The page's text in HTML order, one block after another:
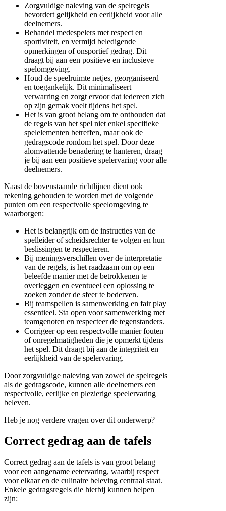
Zorgvuldige naleving van de spelregels
bevordert gelijkheid en eerlijkheid voor alle
deelnemers.
Behandel medespelers met respect en
sportiviteit, en vermijd beledigende
opmerkingen of onsportief gedrag. Dit
draagt bij aan een positieve en inclusieve
spelomgeving.
Houd de speelruimte netjes, georganiseerd
en toegankelijk. Dit minimaliseert
verwarring en zorgt ervoor dat iedereen zich
op zijn gemak voelt tijdens het spel.
Het is van groot belang om te onthouden dat
de regels van het spel niet enkel specifieke
spelelementen betreffen, maar ook de
gedragscode rondom het spel. Door deze
alomvattende benadering te hanteren, draag
je bij aan een positieve spelervaring voor alle
deelnemers.
Naast de bovenstaande richtlijnen dient ook
rekening gehouden te worden met de volgende
punten om een respectvolle speelomgeving te
waarborgen:
Het is belangrijk om de instructies van de
spelleider of scheidsrechter te volgen en hun
beslissingen te respecteren.
Bij meningsverschillen over de interpretatie
van de regels, is het raadzaam om op een
beleefde manier met de betrokkenen te
overleggen en eventueel een oplossing te
zoeken zonder de sfeer te bederven.
Bij teamspellen is samenwerking en fair play
essentieel. Sta open voor samenwerking met
teamgenoten en respecteer de tegenstanders.
Corrigeer op een respectvolle manier fouten
of onregelmatigheden die je opmerkt tijdens
het spel. Dit draagt bij aan de integriteit en
eerlijkheid van de spelervaring.
Door zorgvuldige naleving van zowel de spelregels
als de gedragscode, kunnen alle deelnemers een
respectvolle, eerlijke en plezierige speelervaring
beleven.
Heb je nog verdere vragen over dit onderwerp?
Correct gedrag aan de tafels
Correct gedrag aan de tafels is van groot belang
voor een aangename eetervaring, waarbij respect
voor elkaar en de culinaire beleving centraal staat.
Enkele gedragsregels die hierbij kunnen helpen
zijn: